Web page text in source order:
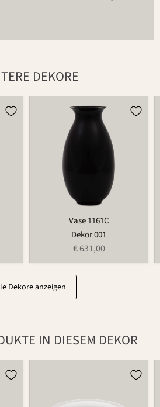
DEKORE
Vase 1161C
Dekor 001
€ 631,00
Dekore anzeigen
IN DIESEM DEKOR